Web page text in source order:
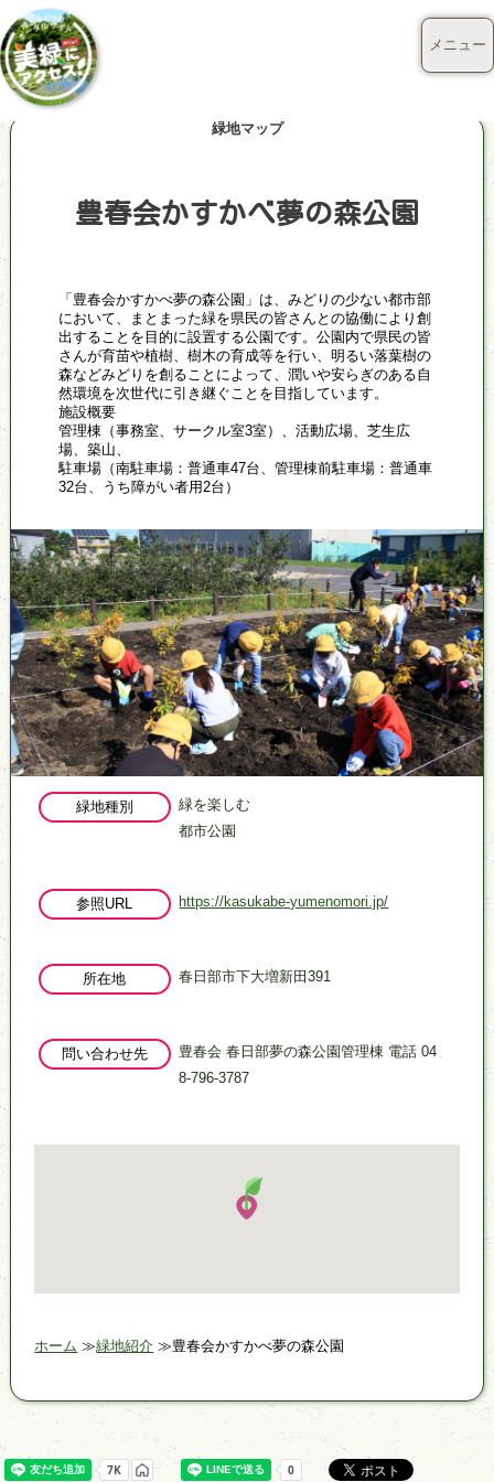
緑地マップ
豊春会かすかべ夢の森公園
「豊春会かすかべ夢の森公園」は、みどりの少ない都市部
において、まとまった緑を県民の皆さんとの協働により創
出することを目的に設置する公園です。公園内で県民の皆
さんが育苗や植樹、樹木の育成等を行い、明るい落葉樹の
森などみどりを創ることによって、潤いや安らぎのある自
然環境を次世代に引き継ぐことを目指しています。
施設概要
管理棟（事務室、サークル室3室）、活動広場、芝生広
場、築山、
駐車場（南駐車場：普通車47台、管理棟前駐車場：普通車
32台、うち障がい者用2台）
緑地種別
緑を楽しむ
都市公園
参照URL https://kasukabe-yumenomori.jp/
所在地 春日部市下大増新田391
問い合わせ先
豊春会 春日部夢の森公園管理棟 電話 04
8-796-3787
ホーム 緑地紹介 豊春会かすかべ夢の森公園
メニュー